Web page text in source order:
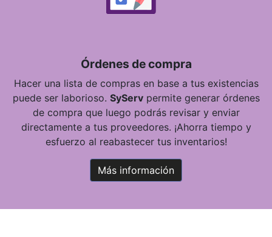
Órdenes de compra
Hacer una lista de compras en base a tus existencias
puede ser laborioso. SyServpermite generar órdenes
de compra que luego podrás revisar y enviar
directamente a tus proveedores. ¡Ahorra tiempo y
esfuerzo al reabastecer tus inventarios!
Más información